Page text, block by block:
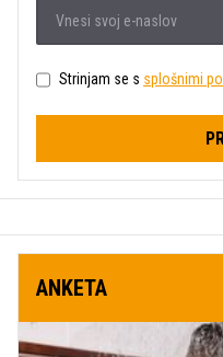
Strinjam se s splošnimi
ANKETA